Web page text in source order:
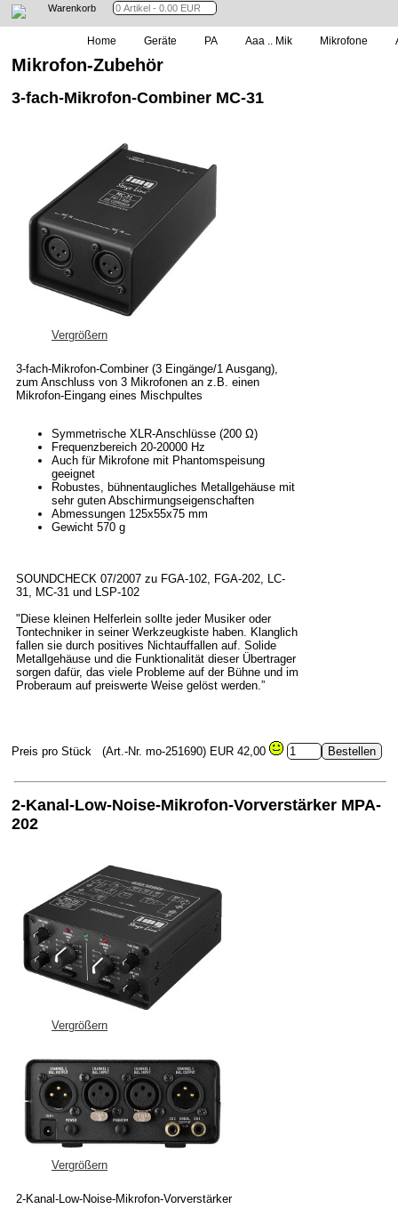
Warenkorb
Home Geräte PA Aaa .. Mik Mikrofone
Mikrofon-Zubehör
3-fach-Mikrofon-Combiner MC-31
Vergrößern
3-fach-Mikrofon-Combiner (3 Eingänge/1 Ausgang),
zum Anschluss von 3 Mikrofonen an z.B. einen
Mikrofon-Eingang eines Mischpultes
Symmetrische XLR-Anschlüsse (200 Ω)
Frequenzbereich 20-20000 Hz
Auch für Mikrofone mit Phantomspeisung
geeignet
Robustes, bühnentaugliches Metallgehäuse mit
sehr guten Abschirmungseigenschaften
Abmessungen 125x55x75 mm
Gewicht 570 g
SOUNDCHECK 07/2007 zu FGA-102, FGA-202, LC-
31, MC-31 und LSP-102
"Diese kleinen Helferlein sollte jeder Musiker oder
Tontechniker in seiner Werkzeugkiste haben. Klanglich
fallen sie durch positives Nichtauffallen auf. Solide
Metallgehäuse und die Funktionalität dieser Übertrager
sorgen dafür, das viele Probleme auf der Bühne und im
Proberaum auf preiswerte Weise gelöst werden.”
Preis pro Stück (Art.-Nr. mo-251690) EUR 42,00
2-Kanal-Low-Noise-Mikrofon-Vorverstärker MPA-
202
Vergrößern
Vergrößern
2-Kanal-Low-Noise-Mikrofon-Vorverstärker